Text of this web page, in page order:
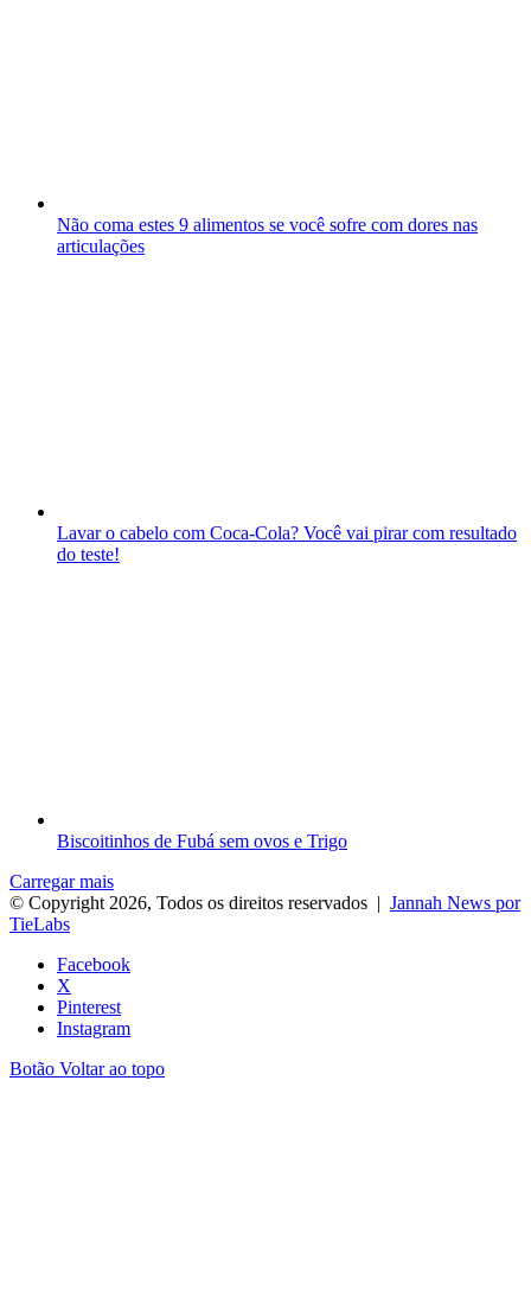
Não coma estes 9 alimentos se você sofre com dores nas
articulações
Lavar o cabelo com Coca-Cola? Você vai pirar com resultado
do teste!
Biscoitinhos de Fubá sem ovos e Trigo
Carregar mais
© Copyright 2026, Todos os direitos reservados | Jannah News por
TieLabs
Facebook
X
Pinterest
Instagram
Botão Voltar ao topo